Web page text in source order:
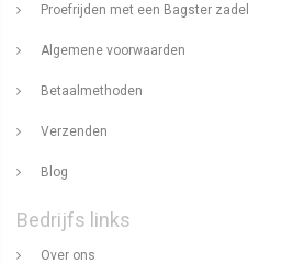
Proefrijden met een Bagster zadel
Algemene voorwaarden
Betaalmethoden
Verzenden
Blog
Bedrijfs links
Over ons